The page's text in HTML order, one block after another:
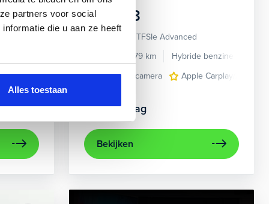
partners voor social
die u aan ze heeft
Alles toestaan
multi-spaaks 17" navigatiesysteem full map
trekhaak met
Carplay/Android Auto electronic climate controle
elektrisch
Audi A3
Sportback 40 TFSIe Advanced
52.979 km Hybride benzine
achteruitrijcamera
Apple Carplay/Android
Op aanvraag
Bekijken